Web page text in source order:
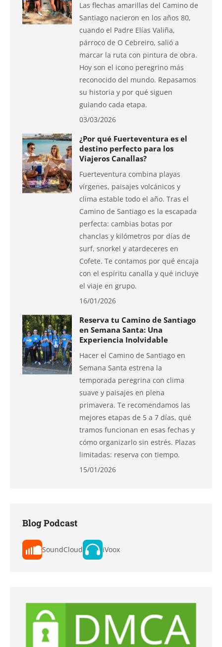
Las flechas amarillas del Camino de
Santiago nacieron en los años 80,
cuando el Padre Elías Valiña,
párroco de O Cebreiro, salió a
marcar la ruta con pintura de obra.
Hoy son el icono peregrino más
reconocido del mundo. Repasamos
su historia y por qué siguen
guiando cada etapa.
03/03/2026
¿Por qué Fuerteventura es el
destino perfecto para los
Viajeros Canallas?
Fuerteventura combina playas
vírgenes, paisajes volcánicos y
clima estable todo el año. Tras el
Camino de Santiago es la escapada
perfecta: cambias botas por
chanclas y kilómetros por días de
surf, snorkel y atardeceres en
Cofete. Te contamos por qué encaja
con el espíritu canalla y qué incluye
el viaje en grupo.
16/01/2026
Reserva tu Camino de Santiago
en Semana Santa: Una
Experiencia Inolvidable
Hacer el Camino de Santiago en
Semana Santa estrena la
temporada peregrina con clima
suave y paisajes en plena
primavera. Te recomendamos las
mejores etapas de 5 a 7 días, qué
tramos funcionan en esas fechas y
cómo organizarlo sin estrés. Plazas
limitadas: reserva con tiempo.
15/01/2026
Blog Podcast
SoundCloud iVoox